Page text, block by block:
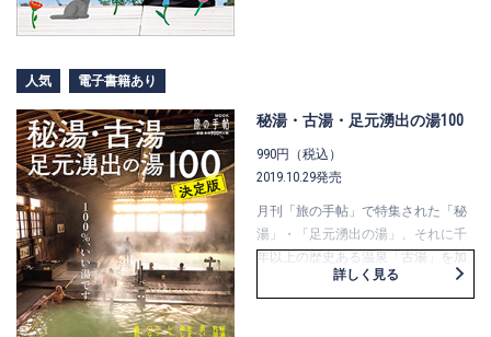
人生を彩る、素敵な旅に出合えます
人気 電子書籍あり
秘湯・古湯・足元湧出の湯100
990円（税込）
2019.10.29発売
月刊「旅の手帖」で特集された「秘
湯」・「足元湧出の湯」、それに千
年以上の歴史ある温泉「古湯」を加
え、最新情報も織り交ぜてお届けし
ます。 日本全国の温泉の中から選り
詳しく見る